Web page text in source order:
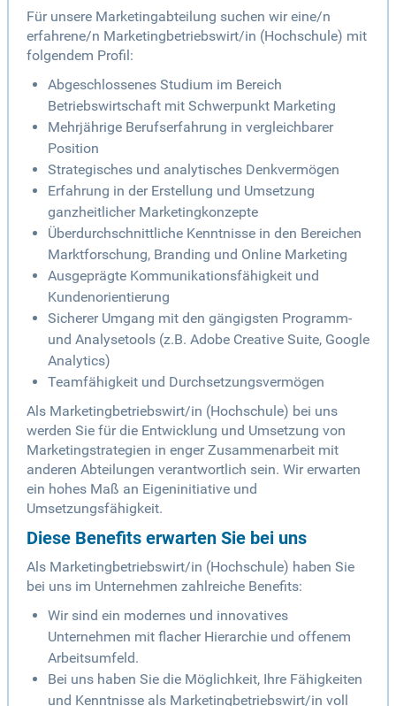
Für unsere Marketingabteilung suchen wir eine/n
erfahrene/n Marketingbetriebswirt/in (Hochschule) mit
folgendem Profil:
Abgeschlossenes Studium im Bereich
Betriebswirtschaft mit Schwerpunkt Marketing
Mehrjährige Berufserfahrung in vergleichbarer
Position
Strategisches und analytisches Denkvermögen
Erfahrung in der Erstellung und Umsetzung
ganzheitlicher Marketingkonzepte
Überdurchschnittliche Kenntnisse in den Bereichen
Marktforschung, Branding und Online Marketing
Ausgeprägte Kommunikationsfähigkeit und
Kundenorientierung
Sicherer Umgang mit den gängigsten Programm-
und Analysetools (z.B. Adobe Creative Suite, Google
Analytics)
Teamfähigkeit und Durchsetzungsvermögen
Als Marketingbetriebswirt/in (Hochschule) bei uns
werden Sie für die Entwicklung und Umsetzung von
Marketingstrategien in enger Zusammenarbeit mit
anderen Abteilungen verantwortlich sein. Wir erwarten
ein hohes Maß an Eigeninitiative und
Umsetzungsfähigkeit.
Diese Benefits erwarten Sie bei uns
Als Marketingbetriebswirt/in (Hochschule) haben Sie
bei uns im Unternehmen zahlreiche Benefits:
Wir sind ein modernes und innovatives
Unternehmen mit flacher Hierarchie und offenem
Arbeitsumfeld.
Bei uns haben Sie die Möglichkeit, Ihre Fähigkeiten
und Kenntnisse als Marketingbetriebswirt/in voll